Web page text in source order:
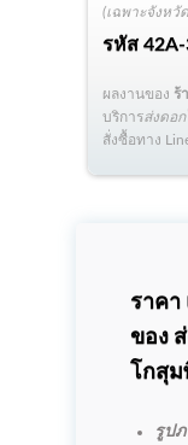
(เฉพาะจังหวั
รหัส
ผลงานของ ร้
บริการส่งดอ
สั่งซื้อทาง
ราคา
ของ
โกสุ
รูป